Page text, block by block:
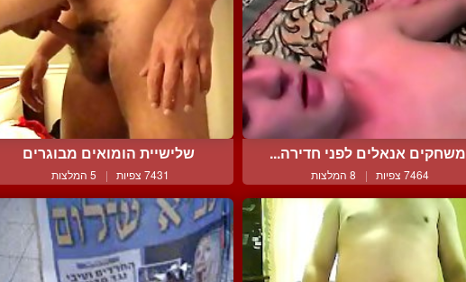
משחקים אנאלים לפני חדירה...
7464 צפיות | 8 המלצות
שלישיית הומואים מבוגרים
7431 צפיות | 5 המלצות